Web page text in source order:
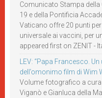
Comunicato Stampa
19 e della Pontificia
Vaticano offre 20 punti
universale ai vaccini, per
appeared first on ZENIT -
LEV: “Papa Francesco.
dell’omonimo film di Wim
Volume fotografico a
Viganò e Gianluca della